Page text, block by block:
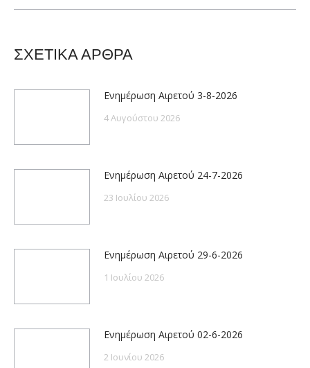
ΣΧΕΤΙΚΑ ΑΡΘΡΑ
Ενημέρωση Αιρετού 3-8-2026
4 Αυγούστου 2026
Ενημέρωση Αιρετού 24-7-2026
23 Ιουλίου 2026
Ενημέρωση Αιρετού 29-6-2026
1 Ιουλίου 2026
Ενημέρωση Αιρετού 02-6-2026
2 Ιουνίου 2026